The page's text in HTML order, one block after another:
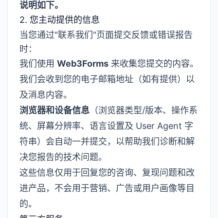
说明如下。
2. 您主动提供的信息
当您通过"联系我们"页面提交反馈或错误报告
时：
我们使用 Web3Forms 来收集您提交的内容。
我们会收到您的电子邮箱地址（如有提供）以
及消息内容。
浏览器和设备信息 （浏览器类型/版本、操作系
统、屏幕分辨率、语言设置及 User Agent 字
符串）会自动一并提交，以帮助我们诊断和解
决您报告的技术问题。
这些信息仅用于回复您的咨询、复现问题和改
进产品，不会用于营销、广告或用户画像等目
的。